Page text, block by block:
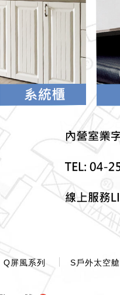
Q屏風系列 S戶外太空艙